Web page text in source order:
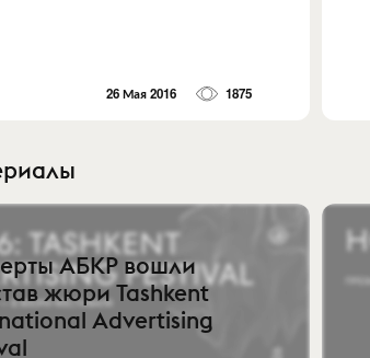
26 Мая 2016 1875
АБКР вошли
жюри Tashkent
Advertising